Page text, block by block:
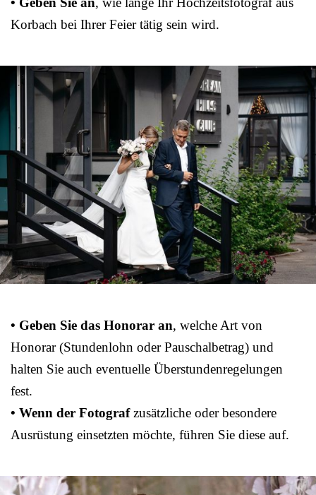
Korbach bei Ihrer Feier tätig sein wird.
• Geben Sie das Honorar an, welche Art von
Honorar (Stundenlohn oder Pauschalbetrag) und
halten Sie auch eventuelle Überstundenregelungen
fest.
• Wenn der Fotografzusätzliche oder besondere
Ausrüstung einsetzten möchte, führen Sie diese auf.